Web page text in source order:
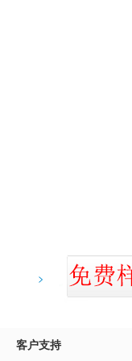
>
客户支持